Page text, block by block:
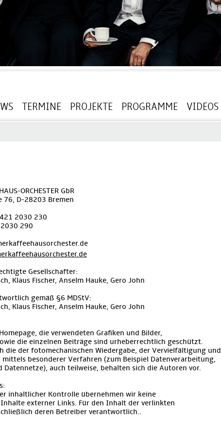
TERMINE PROJEKTE PROGRAMME VIDEOS
ORCHESTER GbR
76, D-28203 Bremen
2030 230
290
Gesellschafter:
Klaus Fischer, Anselm Hauke, Gero John
gemäß §6 MDStV:
Klaus Fischer, Anselm Hauke, Gero John
die verwendeten Grafiken und Bilder,
die einzelnen Beiträge sind urheberrechtlich geschützt.
die der fotomechanischen Wiedergabe, der Vervielfältigung und
besonderer Verfahren (zum Beispiel Datenverarbeitung,
Datennetze), auch teilweise, behalten sich die Autoren vor.
inhaltlicher Kontrolle übernehmen wir keine
externer Links. Für den Inhalt der verlinkten
deren Betreiber verantwortlich..